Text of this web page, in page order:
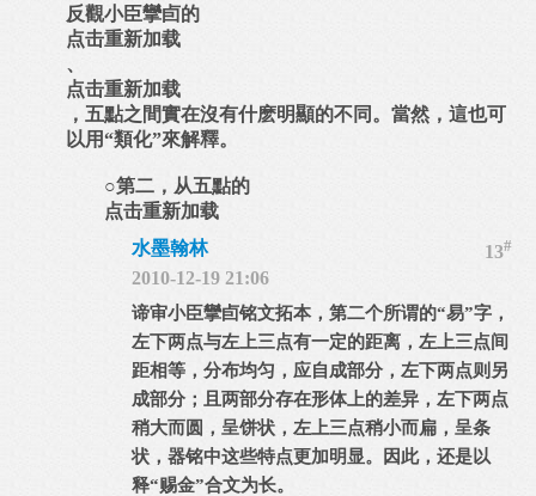
反觀小臣攣卣的
点击重新加载
、
点击重新加载
，五點之間實在沒有什麽明顯的不同。當然，這也可
以用“類化”來解釋。
○第二，从五點的
点击重新加载
13#
水墨翰林
2010-12-19 21:06
谛审小臣攣卣铭文拓本，第二个所谓的“易”字，
左下两点与左上三点有一定的距离，左上三点间
距相等，分布均匀，应自成部分，左下两点则另
成部分；且两部分存在形体上的差异，左下两点
稍大而圆，呈饼状，左上三点稍小而扁，呈条
状，器铭中这些特点更加明显。因此，还是以
释“赐金”合文为长。